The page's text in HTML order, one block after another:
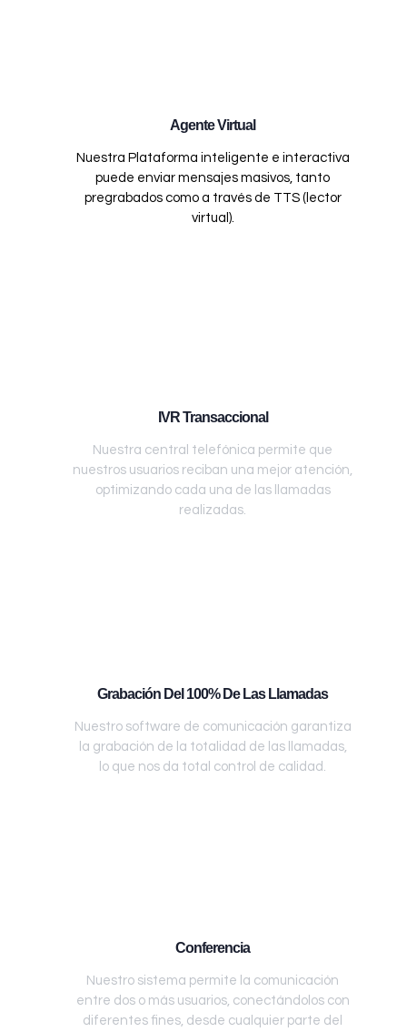
Agente Virtual
Nuestra Plataforma inteligente e interactiva
puede enviar mensajes masivos, tanto
pregrabados como a través de TTS (lector
virtual).
IVR Transaccional
Nuestra central telefónica permite que
nuestros usuarios reciban una mejor atención,
optimizando cada una de las llamadas
realizadas.
Grabación Del 100% De Las Llamadas
Nuestro software de comunicación garantiza
la grabación de la totalidad de las llamadas,
lo que nos da total control de calidad.
Conferencia
Nuestro sistema permite la comunicación
entre dos o más usuarios, conectándolos con
diferentes fines, desde cualquier parte del